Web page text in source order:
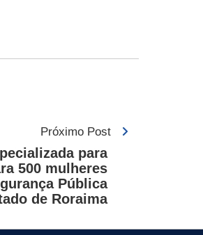
Próximo Post
para
500 mulheres
Pública
de Roraima